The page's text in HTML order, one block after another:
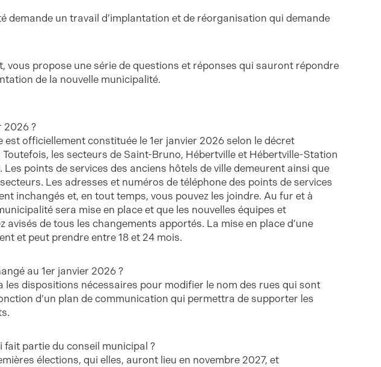
demande un travail d’implantation et de réorganisation qui demande
vous propose une série de questions et réponses qui sauront répondre
de la nouvelle municipalité.
2026 ?
est officiellement constituée le 1er janvier 2026 selon le décret
les secteurs de Saint-Bruno, Hébertville et Hébertville-Station
points de services des anciens hôtels de ville demeurent ainsi que
Les adresses et numéros de téléphone des points de services
inchangés et, en tout temps, vous pouvez les joindre. Au fur et à
sera mise en place et que les nouvelles équipes et
de tous les changements apportés. La mise en place d’une
et peut prendre entre 18 et 24 mois.
au 1er janvier 2026 ?
les dispositions nécessaires pour modifier le nom des rues qui sont
d’un plan de communication qui permettra de supporter les
fait partie du conseil municipal ?
élections, qui elles, auront lieu en novembre 2027, et